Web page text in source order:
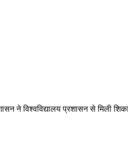
ने विश्वविद्यालय प्रशासन से मिली